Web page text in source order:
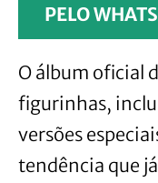
PELO
O álbum oficial
figurinhas,
versões
tendência que